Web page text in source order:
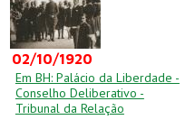
02/10/1920
Em BH: Palácio da Liberdade -
Conselho Deliberativo -
Tribunal da Relação